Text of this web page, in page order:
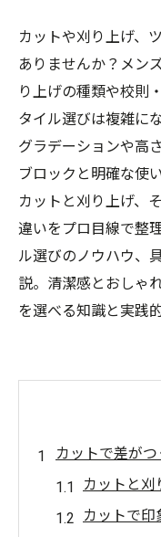
カットや刈り上げ、
ありませんか？メン
り上げの種類や校則
タイル選びは複雑に
グラデーションや高
ブロックと明確な使
カットと刈り上げ、
違いをプロ目線で整
ル選びのノウハウ、
説。清潔感とおしゃ
を選べる知識と実践
カットで差が
カットと
カットで印